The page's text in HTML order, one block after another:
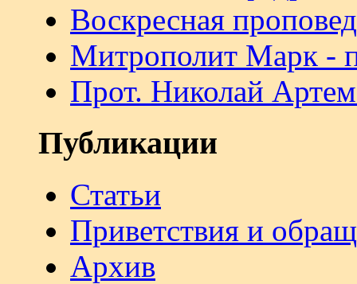
Воскресная
Митрополит Марк -
Прот. Николай
Публикации
Статьи
Приветствия и
Архив